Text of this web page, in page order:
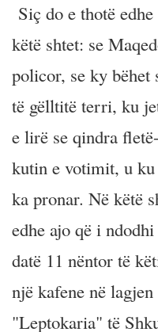
Siç do e thotë
këtë shtet: se
policor, se ky bëhet
të gëlltitë terri, ku
e lirë se qindra
kutin e votimit, u
ka pronar. Në këtë
edhe ajo që i
datë 11 nëntor të
një kafene në
"Leptokaria" të